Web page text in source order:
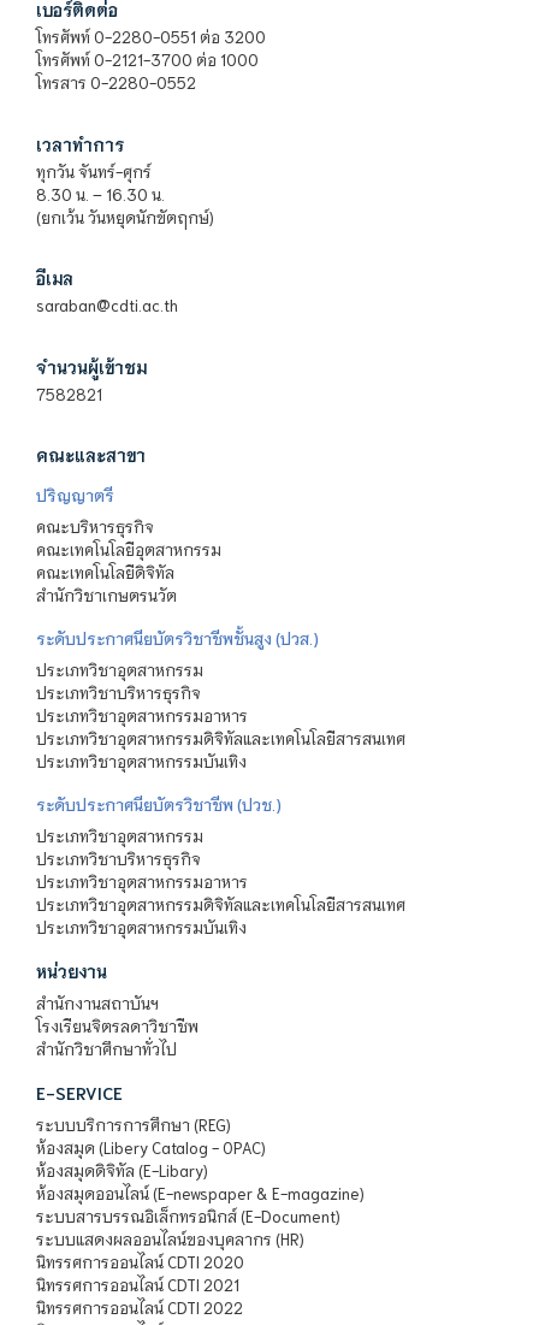
เบอร์ติดต่อ
โทรศัพท์ 0-2280-0551 ต่อ 3200
โทรศัพท์ 0-2121-3700 ต่อ 1000
โทรสาร 0-2280-0552
เวลาทำการ
ทุกวัน จันทร์-ศุกร์
8.30 น. – 16.30 น.
(ยกเว้น วันหยุดนักขัตฤกษ์)
อีเมล
saraban@cdti.ac.th
จำนวนผู้เข้าชม
7582821
คณะและสาขา
ปริญญาตรี
คณะบริหารธุรกิจ
คณะเทคโนโลยีอุตสาหกรรม
คณะเทคโนโลยีดิจิทัล
สำนักวิชาเกษตรนวัต
ระดับประกาศนียบัตรวิชาชีพชั้นสูง (ปวส.)
ประเภทวิชาอุตสาหกรรม
ประเภทวิชาบริหารธุรกิจ
ประเภทวิชาอุตสาหกรรมอาหาร
ประเภทวิชาอุตสาหกรรมดิจิทัลและเทคโนโลยีสารสนเทศ
ประเภทวิชาอุตสาหกรรมบันเทิง
ระดับประกาศนียบัตรวิชาชีพ (ปวช.)
ประเภทวิชาอุตสาหกรรม
ประเภทวิชาบริหารธุรกิจ
ประเภทวิชาอุตสาหกรรมอาหาร
ประเภทวิชาอุตสาหกรรมดิจิทัลและเทคโนโลยีสารสนเทศ
ประเภทวิชาอุตสาหกรรมบันเทิง
หน่วยงาน
สำนักงานสถาบันฯ
โรงเรียนจิตรลดาวิชาชีพ
สำนักวิชาศึกษาทั่วไป
E-SERVICE
ระบบบริการการศึกษา (REG)
ห้องสมุด (Libery Catalog - OPAC)
ห้องสมุดดิจิทัล (E-Libary)
ห้องสมุดออนไลน์ (E-newspaper & E-magazine)
ระบบสารบรรณอิเล็กทรอนิกส์ (E-Document)
ระบบแสดงผลออนไลน์ของบุคลากร (HR)
นิทรรศการออนไลน์ CDTI 2020
นิทรรศการออนไลน์ CDTI 2021
นิทรรศการออนไลน์ CDTI 2022